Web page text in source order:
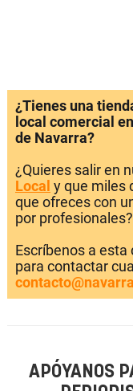
¿Tienes una
local comercial
de Navarra?
¿Quieres salir en
Local y que miles
que ofreces con
por profesionales?
Escríbenos a
para contactar
APÓYANOS